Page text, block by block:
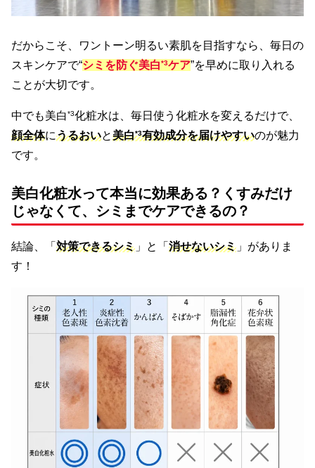
だからこそ、ワントーン明るい素肌を目指すなら、毎日の
スキンケアで“シミを防ぐ美白*3ケア”を早めに取り入れる
ことが大切です。
中でも美白*3化粧水は、毎日使う化粧水を変えるだけで、
顔全体にうるおいと美白*3有効成分を届けやすいのが魅力
です。
美白化粧水って本当に効果ある？くすみだけ
じゃなくて、シミまでケアできるの？
結論、「 対策できるシミ 」と「 消せないシミ 」がありま
す！